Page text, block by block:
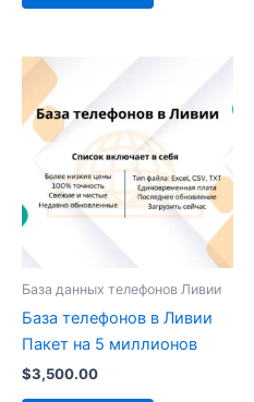
База данных телефонов Ливии
База телефонов в Ливии
Пакет на 5 миллионов
$3,500.00